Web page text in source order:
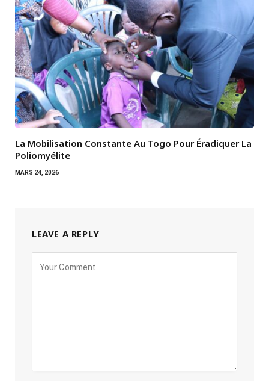
La Mobilisation Constante Au Togo Pour Éradiquer La
Poliomyélite
MARS 24, 2026
LEAVE A REPLY